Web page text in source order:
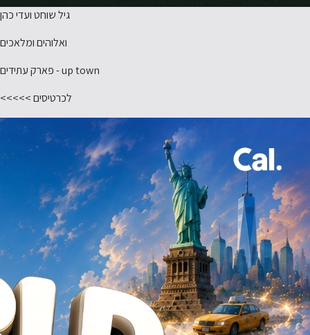
גיל שוחט ועדי כהן
ואלוהים ומלאכים
up town - פארק עתידים
לכרטיסים >>>>>